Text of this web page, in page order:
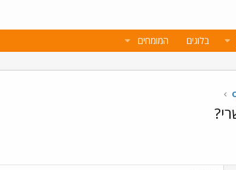
בלוגים המומחים